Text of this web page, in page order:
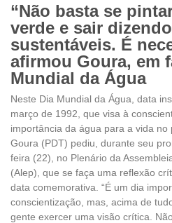
“Não basta se
verde e sair
sustentáveis. É
afirmou Goura, em
Mundial da Água
Neste Dia Mundial da Água, data
março de 1992, que visa à
importância da água para a vida
Goura (PDT) pediu, durante seu
feira (22), no Plenário da
(Alep), que se faça uma reflexão
data comemorativa. “É um dia
conscientização, mas, acima de
gente exercer uma visão crítica.